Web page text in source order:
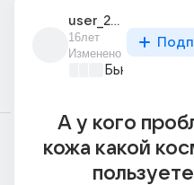
user_20506681
16лет
Изменено
Бьютилэнд
А у кого
кожа какой